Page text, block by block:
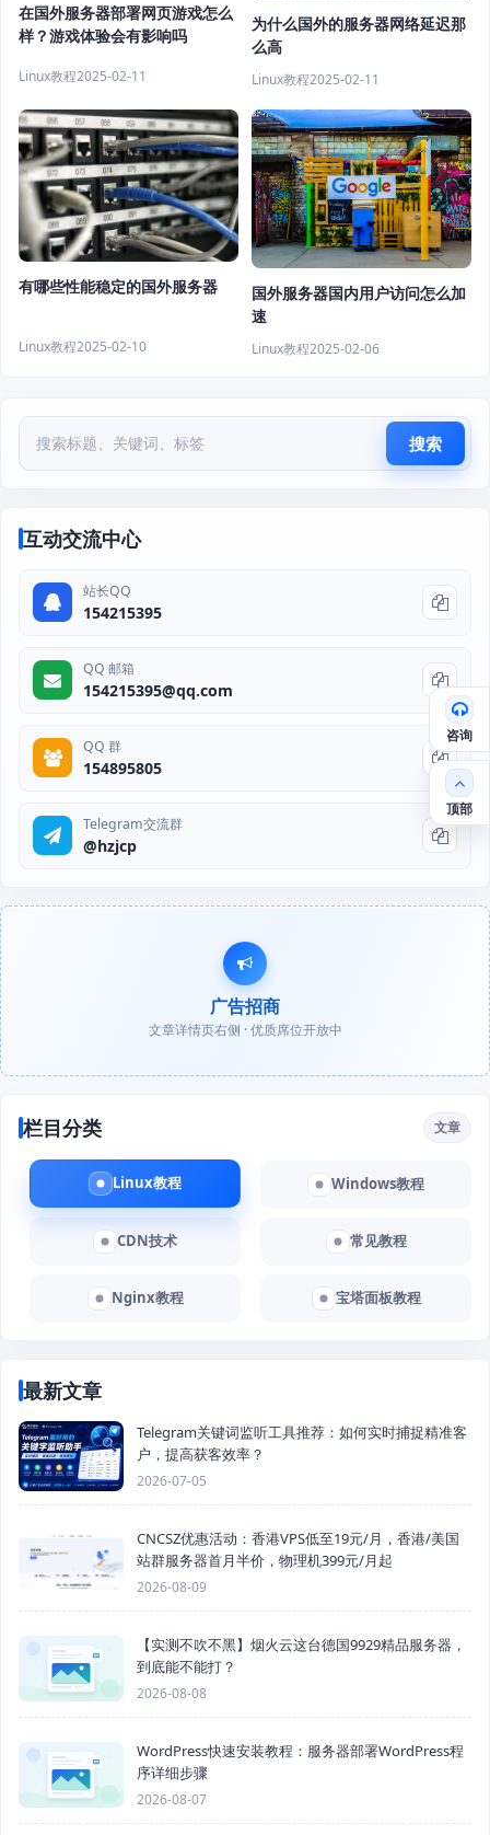
在国外服务器部署网页游戏怎么
样？游戏体验会有影响吗
Linux教程2025-02-11
为什么国外的服务器网络延迟那
么高
Linux教程2025-02-11
有哪些性能稳定的国外服务器
Linux教程2025-02-10
国外服务器国内用户访问怎么加
速
Linux教程2025-02-06
搜索
互动交流中心
站长QQ
154215395
QQ 邮箱
154215395@qq.com
QQ 群
154895805
Telegram交流群
@hzjcp
广告招商
文章详情页右侧 · 优质席位开放中
栏目分类 文章
Linux教程 Windows教程
CDN技术 常见教程
Nginx教程 宝塔面板教程
最新文章
Telegram关键词监听工具推荐：如何实时捕捉精准客
户，提高获客效率？
2026-07-05
CNCSZ优惠活动：香港VPS低至19元/月，香港/美国
站群服务器首月半价，物理机399元/月起
2026-08-09
【实测不吹不黑】烟火云这台德国9929精品服务器，
到底能不能打？
2026-08-08
WordPress快速安装教程：服务器部署WordPress程
序详细步骤
2026-08-07
咨询
顶部